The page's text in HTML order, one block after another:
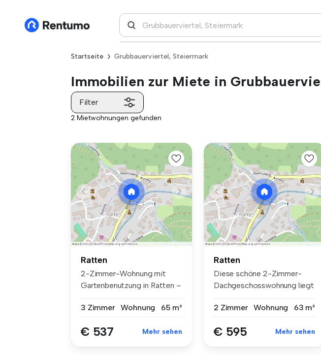
Startseite Grubbauerviertel, Steiermark
Immobilien zur Miete in
Filter
2 Mietwohnungen gefunden
Ratten
2-Zimmer-Wohnung mit
Gartenbenutzung in Ratten –
3 Zimmer
Wohnung 65 m²
€ 537 Mehr sehen
Ratten
Diese schöne 2-Zimmer-
Dachgeschosswohnung liegt
2 Zimmer
Wohnung 63 m²
€ 595 Mehr sehen